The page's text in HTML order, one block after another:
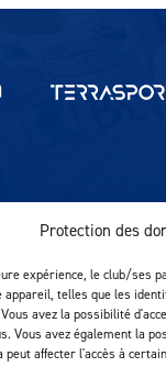
Protection des
expérience, le club/ses
telles que les
avez la possibilité
Vous avez également la
peut affecter l'accès à